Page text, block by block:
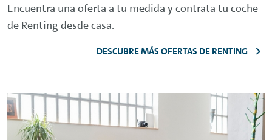
Encuentra una oferta a tu medida y contrata tu coche
de Renting desde casa.
DESCUBRE MÁS OFERTAS DE RENTING